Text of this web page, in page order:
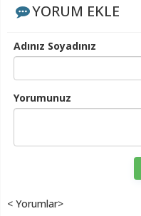
YORUM EKLE
Adınız Soyadınız
Yorumunuz
< Yorumlar>